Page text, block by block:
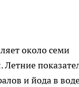
около семи
Летние
и йода в